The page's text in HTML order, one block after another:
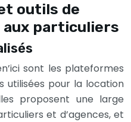
outils de
aux particuliers
sont les plateformes
utilisées pour la location
proposent une large
et d’agences, et